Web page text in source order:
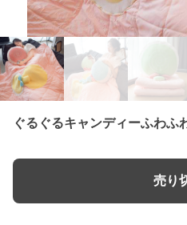
ぐるぐるキャンディーふわふ
売り